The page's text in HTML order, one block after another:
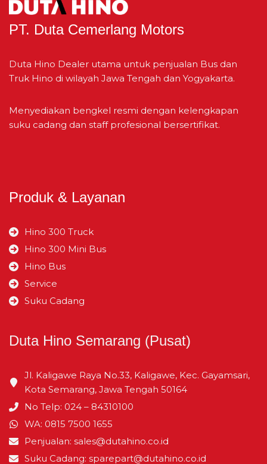
VIEW DETAILS
SUPERVISOR
VIEW DETAILS
MEKANIK BAN
VIEW DETAILS
VIEW DETAILS
SPAREPART FLEET SALESMAN
VIEW DETAILS
HSE OFFICER
VIEW DETAILS
VIEW DETAILS
PT. Duta Cemerlang Motors
Duta Hino Dealer utama untuk penjualan Bus dan
Truk Hino di wilayah Jawa Tengah dan Yogyakarta.
Menyediakan bengkel resmi dengan kelengkapan
suku cadang dan staff profesional bersertifikat.
Produk & Layanan
Hino 300 Truck
Hino 300 Mini Bus
Hino Bus
Service
Suku Cadang
Duta Hino Semarang (Pusat)
Jl. Kaligawe Raya No.33, Kaligawe, Kec. Gayamsari,
Kota Semarang, Jawa Tengah 50164
No Telp: 024 – 84310100
WA: 0815 7500 1655
Penjualan: sales@dutahino.co.id
Suku Cadang: sparepart@dutahino.co.id